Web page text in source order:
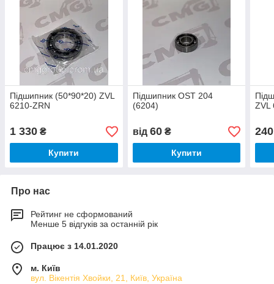
Підшипник (50*90*20) ZVL
6210-ZRN
1 330 ₴
Купити
Підшипник OST 204
(6204)
від 60₴
Купити
ZVL
240
Про нас
Рейтинг не сформований
Менше 5 відгуків за останній рік
Працює з 14.01.2020
м. Київ
вул. Вікентія Хвойки, 21, Київ, Україна